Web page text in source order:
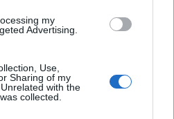
my
Advertising.
Use,
Sharing of my
with the
collected.
de la jornada 37
varios futbolistas lesionados como
o Aidoo. Repasamos su
y posible tiempo de baja.